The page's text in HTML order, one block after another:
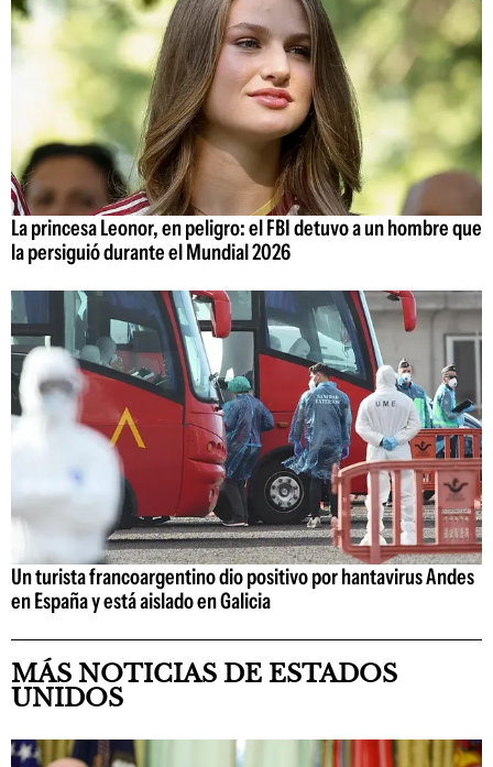
La princesa Leonor, en peligro: el FBI detuvo a un hombre que
la persiguió durante el Mundial 2026
Un turista francoargentino dio positivo por hantavirus Andes
en España y está aislado en Galicia
MÁS NOTICIAS DE ESTADOS
UNIDOS